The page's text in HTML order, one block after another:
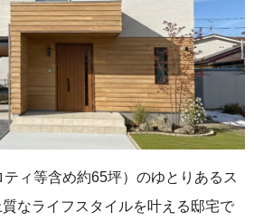
ィ等含め約65坪）のゆとりあるス
なライフスタイルを叶える邸宅で